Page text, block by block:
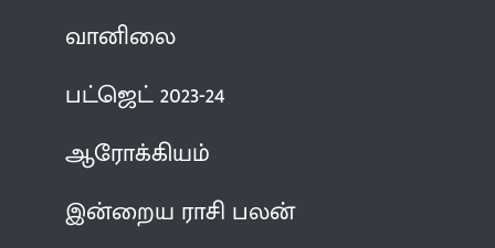
வானிலை
பட்ஜெட் 2023-24
ஆரோக்கியம்
இன்றைய ராசி பலன்